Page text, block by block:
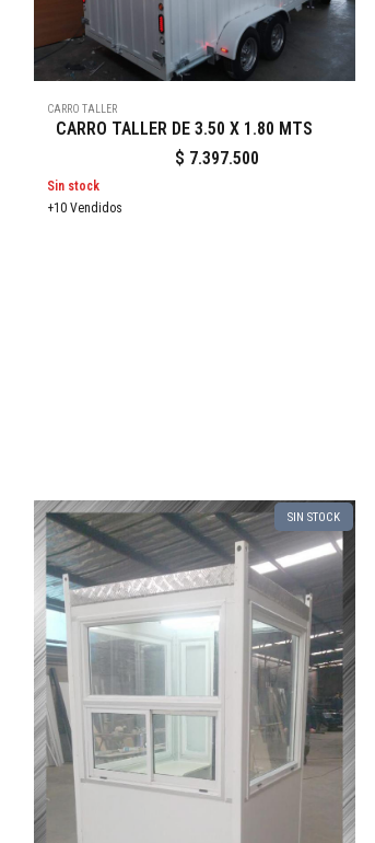
CARRO TALLER
CARRO TALLER DE 3.50 X 1.80 MTS
$ 7.397.500
Sin stock
+10 Vendidos
SIN STOCK